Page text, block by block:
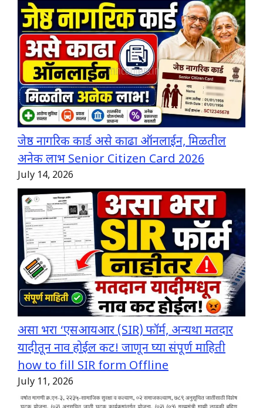
जेष्ठ नागरिक कार्ड असे काढा ऑनलाईन, मिळतील
अनेक लाभ Senior Citizen Card 2026
July 14, 2026
असा भरा ‘एसआयआर (SIR) फॉर्म, अन्यथा मतदार
यादीतून नाव होईल कट! जाणून घ्या संपूर्ण माहिती
how to fill SIR form Offline
July 11, 2026